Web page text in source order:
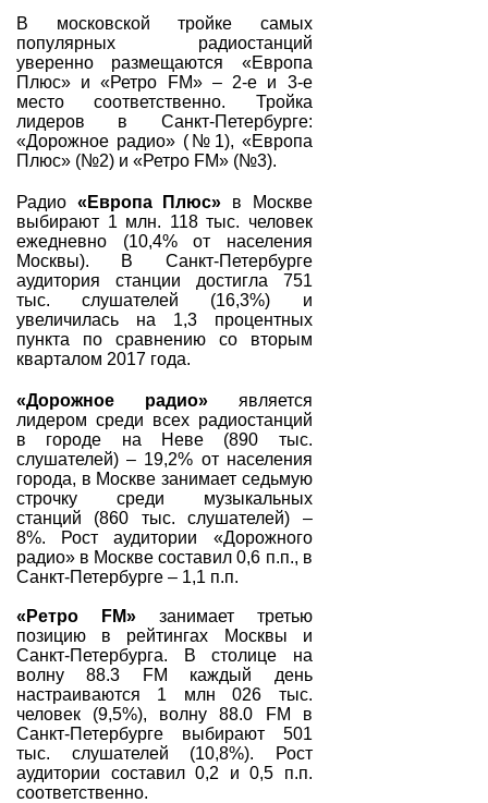
В московской тройке самых
популярных радиостанций
уверенно размещаются «Европа
Плюс» и «Ретро FM» – 2-е и 3-е
место соответственно. Тройка
лидеров в Санкт-Петербурге:
«Дорожное радио» (№1), «Европа
Плюс» (№2) и «Ретро FM» (№3).
Радио «Европа Плюс» в Москве
выбирают 1 млн. 118 тыс. человек
ежедневно (10,4% от населения
Москвы). В Санкт-Петербурге
аудитория станции достигла 751
тыс. слушателей (16,3%) и
увеличилась на 1,3 процентных
пункта по сравнению со вторым
кварталом 2017 года.
«Дорожное радио»является
лидером среди всех радиостанций
в городе на Неве (890 тыс.
слушателей) – 19,2% от населения
города, в Москве занимает седьмую
строчку среди музыкальных
станций (860 тыс. слушателей) –
8%. Рост аудитории «Дорожного
радио» в Москве составил 0,6 п.п., в
Санкт-Петербурге – 1,1 п.п.
«Ретро FM»занимает третью
позицию в рейтингах Москвы и
Санкт-Петербурга. В столице на
волну 88.3 FM каждый день
настраиваются 1 млн 026 тыс.
человек (9,5%), волну 88.0 FM в
Санкт-Петербурге выбирают 501
тыс. слушателей (10,8%). Рост
аудитории составил 0,2 и 0,5 п.п.
соответственно.